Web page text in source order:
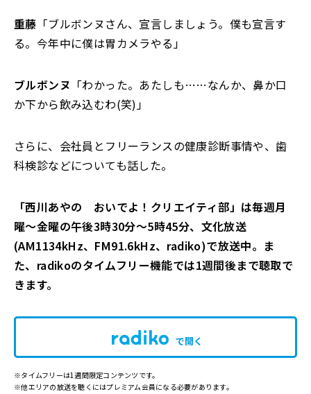
重藤 「ブルボンヌさん、宣言しましょう。僕も宣言す
る。今年中に僕は胃カメラやる」
ブルボンヌ 「わかった。あたしも……なんか、鼻か口
か下から飲み込むわ(笑)」
さらに、会社員とフリーランスの健康診断事情や、歯
科検診などについても話した。
「西川あやの おいでよ！クリエイティ部」は毎週月
曜〜金曜の午後3時30分〜5時45分、文化放送
(AM1134kHz、FM91.6kHz、radiko)で放送中。ま
た、radikoのタイムフリー機能では1週間後まで聴取で
きます。
で開く
※タイムフリーは1週間限定コンテンツです。
※他エリアの放送を聴くにはプレミアム会員になる必要があります。